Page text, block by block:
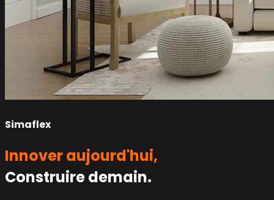
Simaflex
Innover aujourd'hui,
Construire demain.